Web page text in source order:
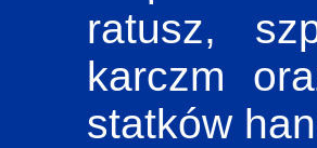
ratusz,
karczm
statków